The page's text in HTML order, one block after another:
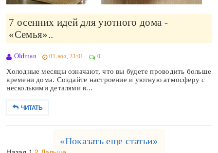
7 осенних идей для уютного дома -
«Семья»..
Oldman 01-ноя, 23:01 0
Холодные месяцы означают, что вы будете проводить больше
времени дома. Создайте настроение и уютную атмосферу с
несколькими деталями в...
ЧИТАТЬ
«Показать еще статьи»